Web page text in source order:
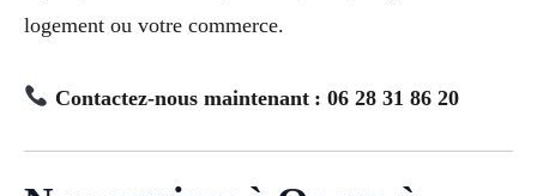
logement ou votre commerce.
Contactez-nous maintenant : 06 28 31 86 20